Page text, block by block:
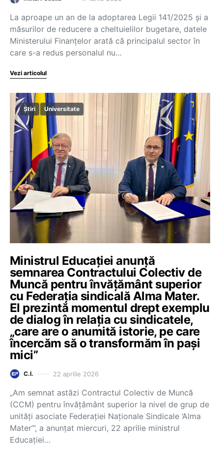
La aproape un an de la adoptarea Legii 141/2025 și a
măsurilor de reducere a cheltuielilor bugetare, datele
Ministerului Finanțelor arată că principalul sector în
care s-a redus personalul nu…
Vezi articolul
Știri Universitate
Ministrul Educației anunță
semnarea Contractului Colectiv de
Muncă pentru învățământ superior
cu Federația sindicală Alma Mater.
El prezintă momentul drept exemplu
de dialog în relația cu sindicatele,
„care are o anumită istorie, pe care
încercăm să o transformăm în pași
mici”
C.I. 22 aprilie 2026
„Am semnat astăzi Contractul Colectiv de Muncă
(CCM) pentru învăţământ superior la nivel de grup de
unități asociate Federației Naționale Sindicale ‘Alma
Mater’”, a anunțat miercuri, 22 aprilie ministrul
Educației…